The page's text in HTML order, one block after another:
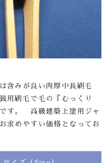
含みが良い肉厚中長刷毛
用刷毛で毛の『むっくり
す。 高級建築上塗用ジャ
求めやすい価格となってお